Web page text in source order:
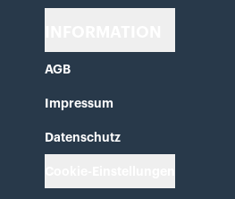
AGB
Impressum
Datenschutz